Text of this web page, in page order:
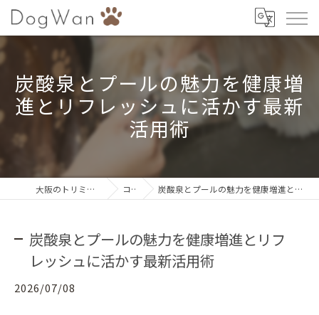
炭酸泉とプールの魅力を健康増
進とリフレッシュに活かす最新
活用術
大阪のトリミングならDogWan コラム 炭酸泉とプールの魅力を健康増進とリフレッシュに活かす最新活用術
炭酸泉とプールの魅力を健康増進とリフ
レッシュに活かす最新活用術
2026/07/08